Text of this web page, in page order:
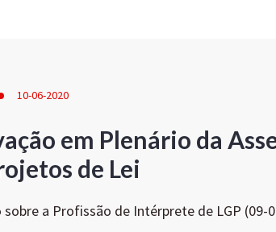
10-06-2020
em Plenário da
de Lei
sobre a Profissão de Intérprete de LGP (09-